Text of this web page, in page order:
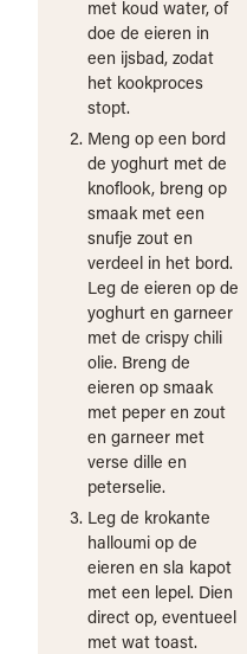
met koud water, of
doe de eieren in
een ijsbad, zodat
het kookproces
stopt.
Meng op een bord
de yoghurt met de
knoflook, breng op
smaak met een
snufje zout en
verdeel in het bord.
Leg de eieren op de
yoghurt en garneer
met de crispy chili
olie. Breng de
eieren op smaak
met peper en zout
en garneer met
verse dille en
peterselie.
Leg de krokante
halloumi op de
eieren en sla kapot
met een lepel. Dien
direct op, eventueel
met wat toast.